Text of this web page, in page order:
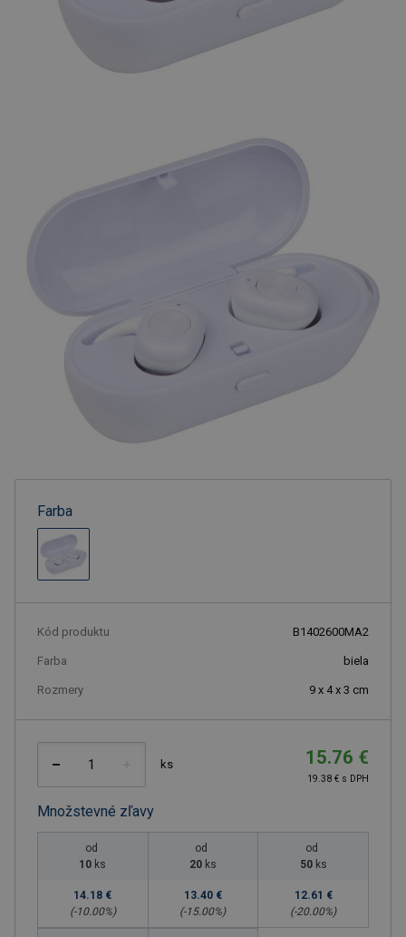
Farba
Kód produktu B1402600MA2
Farba biela
Rozmery 9 x 4 x 3 cm
ks 15.76 €
19.38 € s DPH
Množstevné zľavy
od
10 ks
14.18 €
(-10.00%)
od
20 ks
13.40 €
(-15.00%)
od
50 ks
12.61 €
(-20.00%)